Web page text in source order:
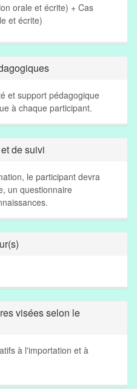
orale et écrite) + Cas
et écrite)
et support pédagogique
à chaque participant.
de suivi
le participant devra
un questionnaire
visées selon le
à l'importation et à